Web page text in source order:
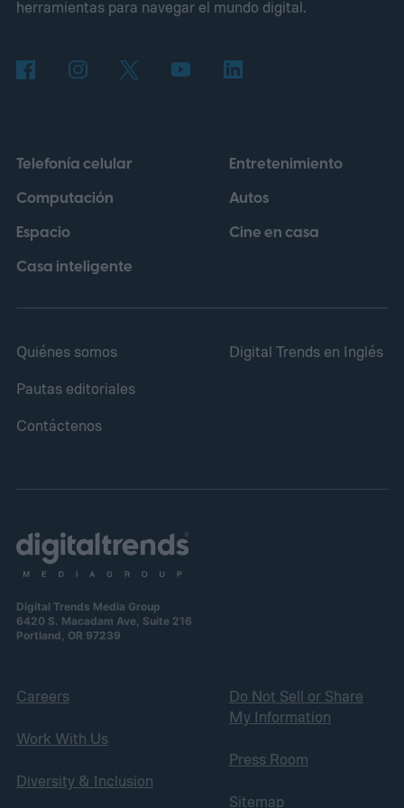
palabras trabaja con información genética.
de secuencias de ADN y, para este
pertenecientes a la familia Microviridae.
herramientas para navegar el mundo digital.
Telefonía celular
Computación
Espacio
Casa inteligente
Entretenimiento
Autos
Cine en casa
Quiénes somos
Pautas editoriales
Contáctenos
Digital Trends en Inglés
Digital Trends Media Group
6420 S. Macadam Ave, Suite 216
Portland, OR 97239
Careers
Work With Us
Diversity & Inclusion
Do Not Sell or Share
My Information
Press Room
Sitemap